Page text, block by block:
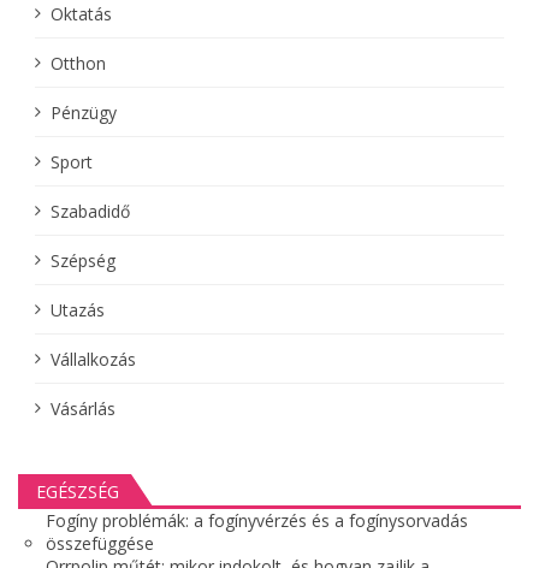
Oktatás
Otthon
Pénzügy
Sport
Szabadidő
Szépség
Utazás
Vállalkozás
Vásárlás
EGÉSZSÉG
Fogíny problémák: a fogínyvérzés és a fogínysorvadás
összefüggése